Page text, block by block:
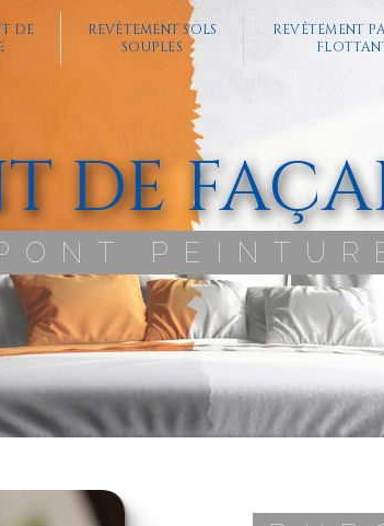
DE
REVÊTEMENT SOLS
SOUPLES
REVÊTEMENT
DE